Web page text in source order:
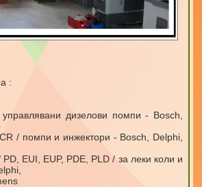
:
дизелови помпи - Bosch,
/ помпи и инжектори - Bosch, Delphi,
EUI, EUP, PDE, PLD / за леки коли и